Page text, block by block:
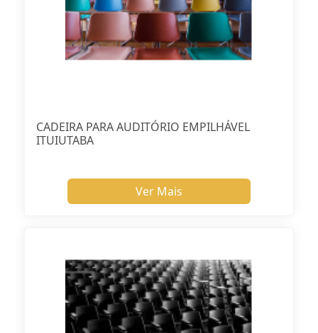
CADEIRA PARA AUDITÓRIO EMPILHÁVEL
ITUIUTABA
Ver Mais